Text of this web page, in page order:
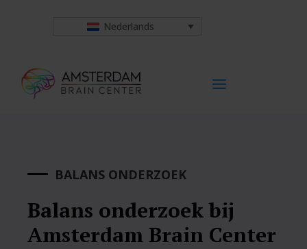
Nederlands
BALANS ONDERZOEK
Balans onderzoek bij
Amsterdam Brain Center